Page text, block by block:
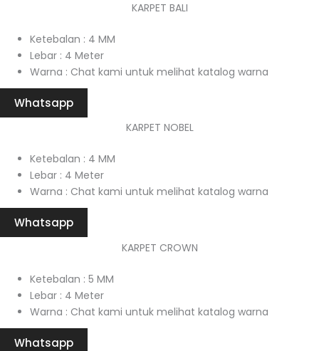
KARPET BALI
Ketebalan : 4 MM
Lebar : 4 Meter
Warna : Chat kami untuk melihat katalog warna
Whatsapp
KARPET NOBEL
Ketebalan : 4 MM
Lebar : 4 Meter
Warna : Chat kami untuk melihat katalog warna
Whatsapp
KARPET CROWN
Ketebalan : 5 MM
Lebar : 4 Meter
Warna : Chat kami untuk melihat katalog warna
Whatsapp